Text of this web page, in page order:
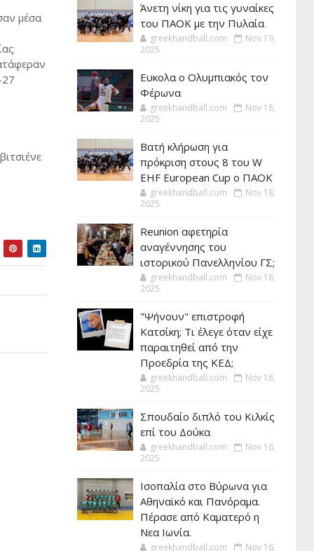
μέσα
27
Άνετη νίκη για τις γυναίκες
του ΠΑΟΚ με την Πυλαία
greekhandball.com
Nov 19,
2025
Ευκολα ο Ολυμπιακός τον
Φέρωνα
greekhandball.com
Nov 18,
2025
Βατή κλήρωση για
πρόκριση στους 8 του W
EHF European Cup ο ΠΑΟΚ
greekhandball.com
Nov 18,
2025
Reunion αφετηρία
αναγέννησης του
ιστορικού Πανελληνίου ΓΣ;
greekhandball.com
Nov 18,
2025
"Ψήνουν" επιστροφή
Κατσίκη; Τι έλεγε όταν είχε
παραιτηθεί από την
Προεδρία της ΚΕΔ;
greekhandball.com
Nov 16,
2025
Σπουδαίο διπλό του Κιλκίς
επί του Δούκα
greekhandball.com
Nov 16,
2025
Ισοπαλία στο Βύρωνα για
Αθηναϊκό και Πανόραμα.
Πέρασε από Καματερό η
Νεα Ιωνία.
greekhandball.com
Nov 16,